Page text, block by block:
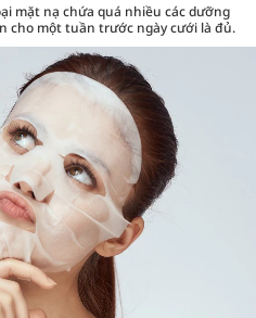
mặt nạ chứa quá nhiều các dưỡng
cho một tuần trước ngày cưới là đủ.